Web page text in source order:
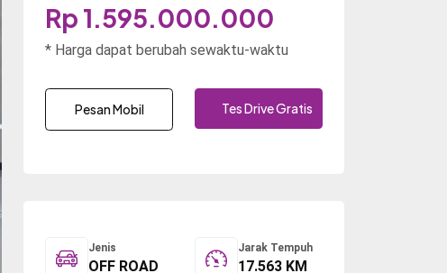
Rp 1.595.000.000
* Harga dapat berubah sewaktu-waktu
Pesan Mobil Tes Drive Gratis
Jenis
OFF ROAD
Jarak Tempuh
17.563 KM